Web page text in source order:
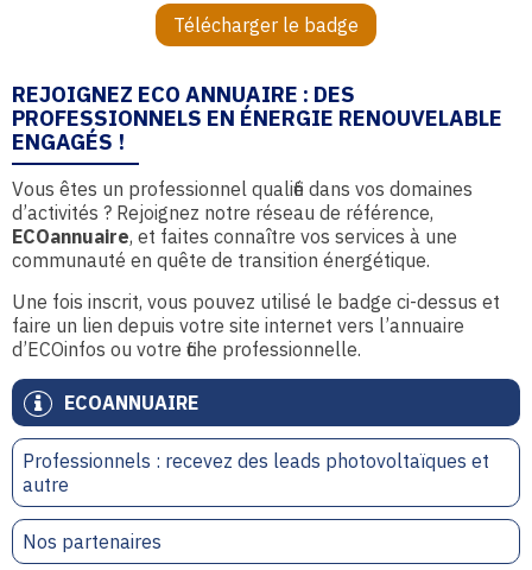
ECOANNUAIRE
Professionnels : recevez des leads photovoltaïques et
autre
Nos partenaires
Télécharger le badge
REJOIGNEZ ECO ANNUAIRE : DES
PROFESSIONNELS EN ÉNERGIE RENOUVELABLE
ENGAGÉS !
Vous êtes un professionnel qualifié dans vos domaines
d’activités ? Rejoignez notre réseau de référence,
ECOannuaire, et faites connaître vos services à une
communauté en quête de transition énergétique.
Une fois inscrit, vous pouvez utilisé le badge ci-dessus et
faire un lien depuis votre site internet vers l’annuaire
d’ECOinfos ou votre fiche professionnelle.